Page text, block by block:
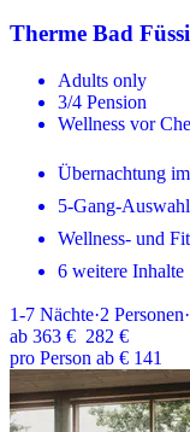
Therme Bad
Adults only
3/4 Pension
Wellness vor
Übernachtung
5-Gang-
Wellness- und
6 weitere Inhalte
1-7 Nächte·2 Personen·
ab 363 € 282 €
pro Person ab € 141